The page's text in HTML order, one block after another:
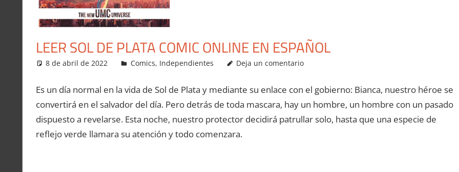
LEER SOL DE PLATA COMIC ONLINE EN ESPAÑOL
8 de abril de 2022 Carlitox Banana
Comics, Independientes Deja un comentario
Es un día normal en la vida de Sol de Plata y mediante su enlace con el gobierno: Bianca, nuestro héroe se
convertirá en el salvador del día. Pero detrás de toda mascara, hay un hombre, un hombre con un pasado
dispuesto a revelarse. Esta noche, nuestro protector decidirá patrullar solo, hasta que una especie de
reflejo verde llamara su atención y todo comenzara.